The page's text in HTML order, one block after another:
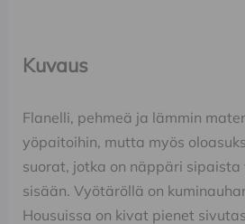
Kuvaus
Flanelli, pehmeä ja lämmin
yöpaitoihin, mutta myös
suorat, jotka on näppäri
sisään. Vyötäröllä on
Housuissa on kivat pienet